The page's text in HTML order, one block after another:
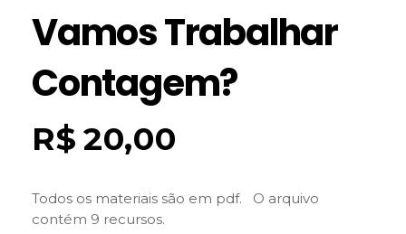
Vamos Trabalhar
Contagem?
R$ 20,00
Todos os materiais são em pdf. O arquivo
contém 9 recursos.